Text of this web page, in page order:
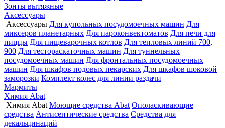
Зонты вытяжные
Аксессуары
Аксессуары Для купольных посудомоечных машин Для
миксеров планетарных Для пароконвектоматов Для печи для
пиццы Для пищеварочных котлов Для тепловых линий 700,
900 Для тестораскаточных машин Для туннельных
посудомоечных машин Для фронтальных посудомоечных
машин Для шкафов подовых пекарских Для шкафов шоковой
заморозки Комплект колес для линии раздачи
Мармиты
Химия Abat
Химия Abat Моющие средства Abat Ополаскивающие
средства Антисептические средства Средства для
декальцинаций